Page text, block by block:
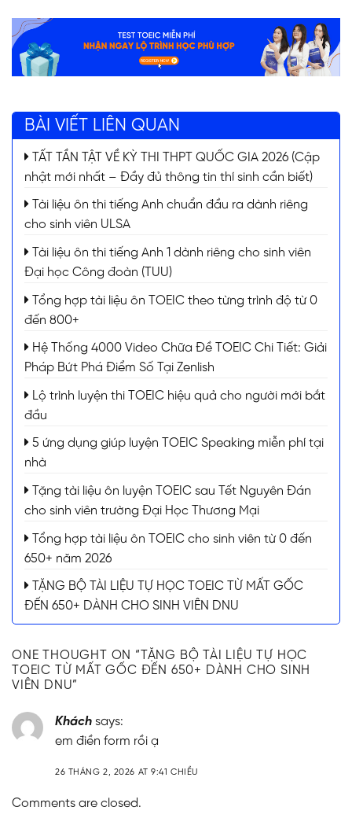
BÀI VIẾT LIÊN QUAN
TẤT TẦN TẬT VỀ KỲ THI THPT QUỐC GIA 2026 (Cập
nhật mới nhất – Đầy đủ thông tin thí sinh cần biết)
Tài liệu ôn thi tiếng Anh chuẩn đầu ra dành riêng
cho sinh viên ULSA
Tài liệu ôn thi tiếng Anh 1 dành riêng cho sinh viên
Đại học Công đoàn (TUU)
Tổng hợp tài liệu ôn TOEIC theo từng trình độ từ 0
đến 800+
Hệ Thống 4000 Video Chữa Đề TOEIC Chi Tiết: Giải
Pháp Bứt Phá Điểm Số Tại Zenlish
Lộ trình luyện thi TOEIC hiệu quả cho người mới bắt
đầu
5 ứng dụng giúp luyện TOEIC Speaking miễn phí tại
nhà
Tặng tài liệu ôn luyện TOEIC sau Tết Nguyên Đán
cho sinh viên trường Đại Học Thương Mại
Tổng hợp tài liệu ôn TOEIC cho sinh viên từ 0 đến
650+ năm 2026
TẶNG BỘ TÀI LIỆU TỰ HỌC TOEIC TỪ MẤT GỐC
ĐẾN 650+ DÀNH CHO SINH VIÊN DNU
ONE THOUGHT ON “
TẶNG BỘ TÀI LIỆU TỰ HỌC
TOEIC TỪ MẤT GỐC ĐẾN 650+ DÀNH CHO SINH
VIÊN DNU”
Khách says:
em điền form rồi ạ
26 THÁNG 2, 2026 AT 9:41 CHIỀU
Comments are closed.